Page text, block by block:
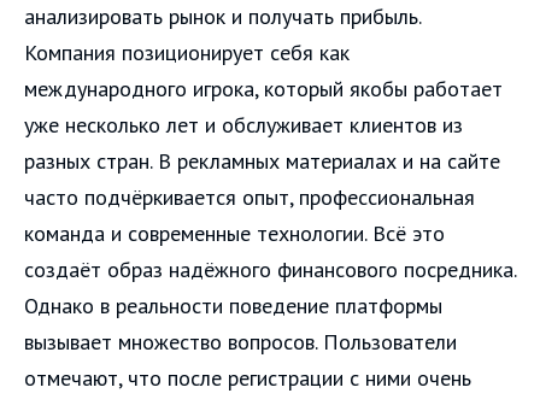
анализировать рынок и получать прибыль.
Компания позиционирует себя как
международного игрока, который якобы работает
уже несколько лет и обслуживает клиентов из
разных стран. В рекламных материалах и на сайте
часто подчёркивается опыт, профессиональная
команда и современные технологии. Всё это
создаёт образ надёжного финансового посредника.
Однако в реальности поведение платформы
вызывает множество вопросов. Пользователи
отмечают, что после регистрации с ними очень